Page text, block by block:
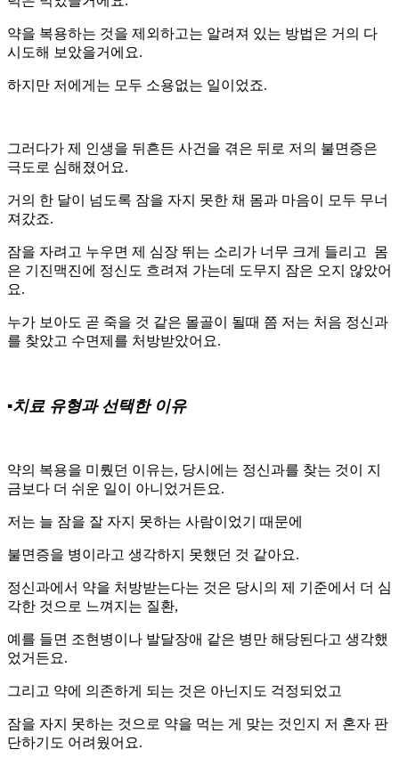
약을 복용하는 것을 제외하고는 알려져 있는 방법은 거의 다
시도해 보았을거에요.
하지만 저에게는 모두 소용없는 일이었죠.
그러다가 제 인생을 뒤흔든 사건을 겪은 뒤로 저의 불면증은
극도로 심해졌어요.
거의 한 달이 넘도록 잠을 자지 못한 채 몸과 마음이 모두 무너
져갔죠.
잠을 자려고 누우면 제 심장 뛰는 소리가 너무 크게 들리고 몸
은 기진맥진에 정신도 흐려져 가는데 도무지 잠은 오지 않았어
요.
누가 보아도 곧 죽을 것 같은 몰골이 될때 쯤 저는 처음 정신과
를 찾았고 수면제를 처방받았어요.
▪️치료 유형과 선택한 이유
약의 복용을 미뤘던 이유는, 당시에는 정신과를 찾는 것이 지
금보다 더 쉬운 일이 아니었거든요.
저는 늘 잠을 잘 자지 못하는 사람이었기 때문에
불면증을 병이라고 생각하지 못했던 것 같아요.
정신과에서 약을 처방받는다는 것은 당시의 제 기준에서 더 심
각한 것으로 느껴지는 질환,
예를 들면 조현병이나 발달장애 같은 병만 해당된다고 생각했
었거든요.
그리고 약에 의존하게 되는 것은 아닌지도 걱정되었고
잠을 자지 못하는 것으로 약을 먹는 게 맞는 것인지 저 혼자 판
단하기도 어려웠어요.